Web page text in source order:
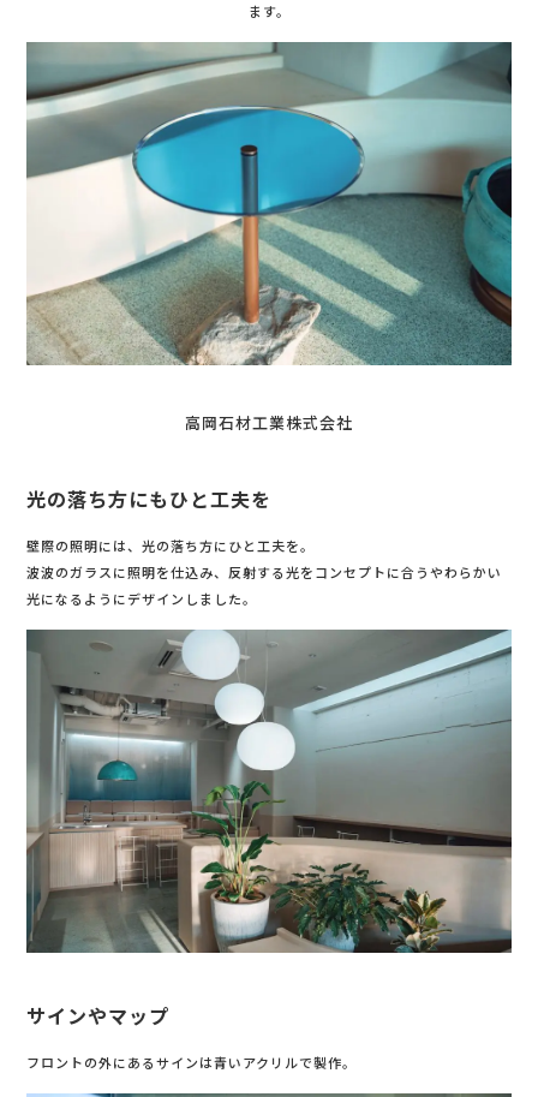
ます。
高岡石材工業株式会社
光の落ち方にもひと工夫を
壁際の照明には、光の落ち方にひと工夫を。
波波のガラスに照明を仕込み、反射する光をコンセプトに合うやわらかい
光になるようにデザインしました。
サインやマップ
フロントの外にあるサインは青いアクリルで製作。